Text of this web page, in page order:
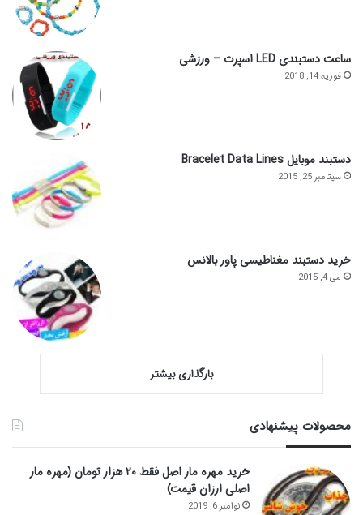
ساعت دستبندی LED اسپرت – ورزشی
فوریه 14, 2018
دستبند موبایل Bracelet Data Lines
سپتامبر 25, 2015
خرید دستبند مغناطیسی پاور بالانس
می 4, 2015
بارگذاری بیشتر
محصولات پیشنهادی
خرید مهره مار اصل فقط ۲۰ هزار تومان (مهره مار
اصلی ارزان قیمت)
نوامبر 6, 2019